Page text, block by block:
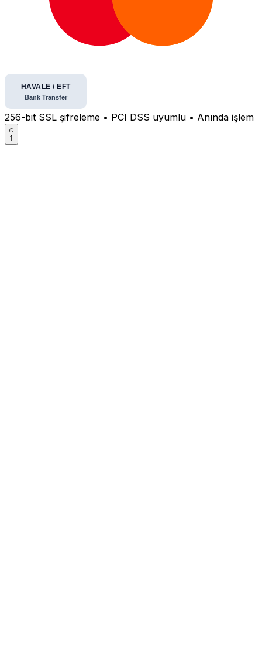
256-bit SSL şifreleme • PCI DSS uyumlu • Anında işlem
1